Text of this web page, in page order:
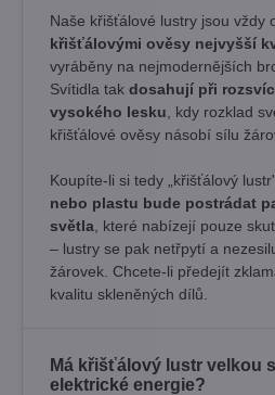
Naše křišťálové lustry jsou vždy
křišťálovými ověsy nejvyšší
vyráběny na nejmodernějších
Svítidla tak dosahují při
vysokého lesku , kdy rozklad
křišťálové ověsy násobí sílu
Koupíte-li si tedy „křišťálový
nebo plastu bude postrádat
světla , které nabízejí pouze
– lustry se pak netřpytí a
žárovek. Chcete-li předejít
kvalitu skleněných dílů.
Má křišťálový lustr velkou
elektrické energie?